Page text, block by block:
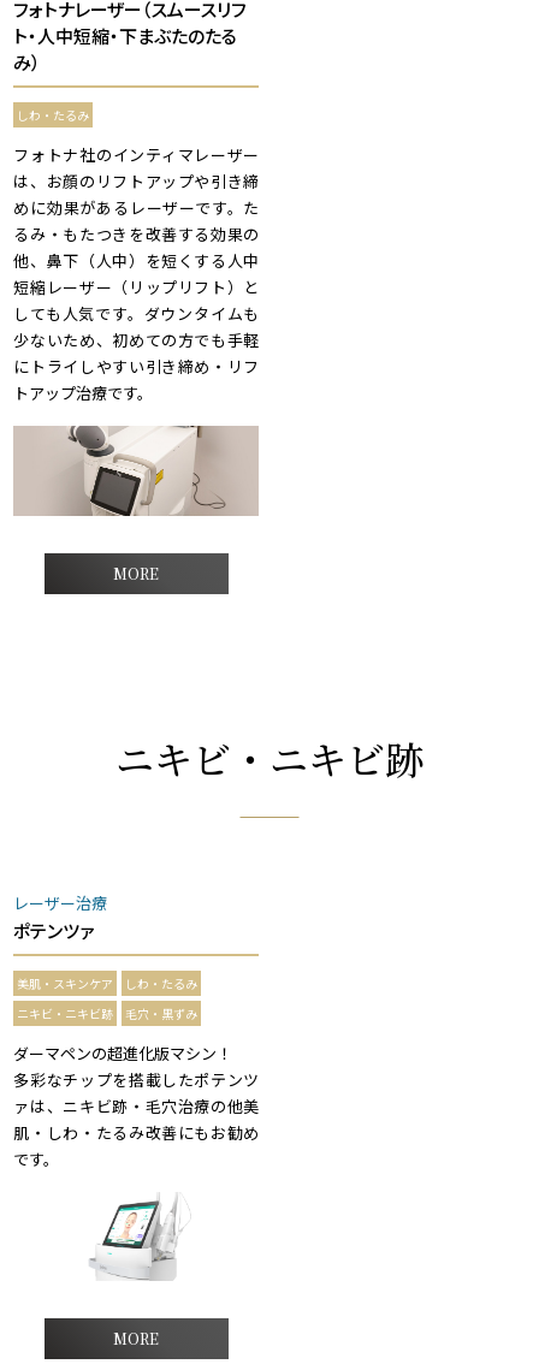
フォトナレーザー（スムースリフ
ト・人中短縮・下まぶたのたる
み）
しわ・たるみ
フォトナ社のインティマレーザー
は、お顔のリフトアップや引き締
めに効果があるレーザーです。た
るみ・もたつきを改善する効果の
他、鼻下（人中）を短くする人中
短縮レーザー（リップリフト）と
しても人気です。ダウンタイムも
少ないため、初めての方でも手軽
にトライしやすい引き締め・リフ
トアップ治療です。
MORE
ニキビ・ニキビ跡
レーザー治療
ポテンツァ
美肌・スキンケア
しわ・たるみ
ニキビ・ニキビ跡
毛穴・黒ずみ
ダーマペンの超進化版マシン！
多彩なチップを搭載したポテンツ
ァは、ニキビ跡・毛穴治療の他美
肌・しわ・たるみ改善にもお勧め
です。
MORE